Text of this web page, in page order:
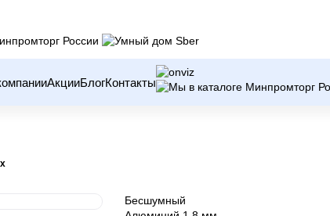
АкцииБлогКонтакты
Бесшумный